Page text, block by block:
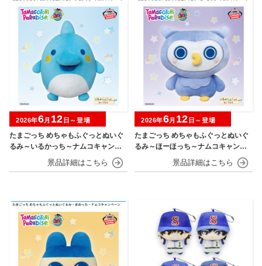
たまごっち めちゃもふぐっとぬいぐ
るみ～いるかっち～ナムコキャンペ
2026年6月 12 日～登場
たまごっち めちゃもふぐっとぬいぐ
るみ～ほーほっち～ナムコキャンペ
2026年6月 12 日～登場